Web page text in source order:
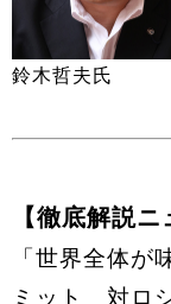
鈴木哲夫氏
【徹底解説
「世界全体が
ミット 対ロ